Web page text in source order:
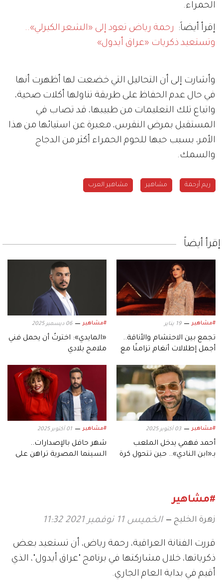
الحمراء.
إقرأ أيضاً: رحمة رياض تعود إلى «الشعر الكيرلي»..
وتستعيد ذكريات «عراق أيدول»
وأشارت إلى أن التحاليل التي خضعت لها أظهرت أنها
في حال عدم الحفاظ على طريقة تناولها أكلات صحية،
واتباع تلك التعليمات من طبيبها، قد تصاب في
المستقبل بمرض النقرس، معبرة عن استيائها من هذا
الأمر، بسبب حبها للحوم الحمراء أكثر من الدجاج
والسمك.
ريم أرحمة مشاهير مشاهير العرب
إقرأ أيضاً
#مشاهير 19 يناير
تجمع بين الاحتشام والأناقة..
أجمل إطلالات أنغام تزامنًا مع
#مشاهير 06 ديسمبر 2025
«المايدي»: اخترتُ أن يحمل فني
ملامح بلادي
#مشاهير 03 أكتوبر 2025
أحمد فهمي يدخل الملعب
بـ«ابن النادي».. حين تتحول كرة
#مشاهير 01 أكتوبر 2025
شهر حافل بالإصدارات..
السينما المصرية تراهن على
#مشاهير
زهرة الخليج الخميس 11 نوفمبر 2021 11:32
قررت الفنانة العراقية، رحمة رياض، أن تستعيد بعض
ذكرياتها، خلال مشاركتها في برنامج "عراق أيدول"، الذي
أقيم في بداية العام الجاري.